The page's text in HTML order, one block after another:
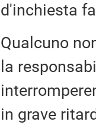
d'inchiesta
Qualcuno
la
in grave